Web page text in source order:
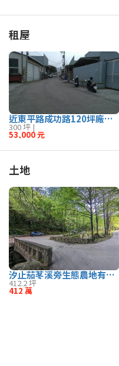
租屋
近東平路成功路120坪廠房(地300坪)
300 坪 |
53,000 元
土地
汐止茄苳溪旁生態農地有多筆 汐止買賣房屋
412.2 坪
412 萬